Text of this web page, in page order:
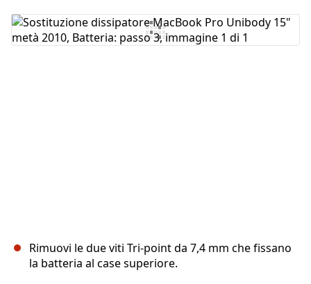
Aggiungi Commento
Rimuovi le due viti Tri-point da 7,4 mm che fissano
la batteria al case superiore.